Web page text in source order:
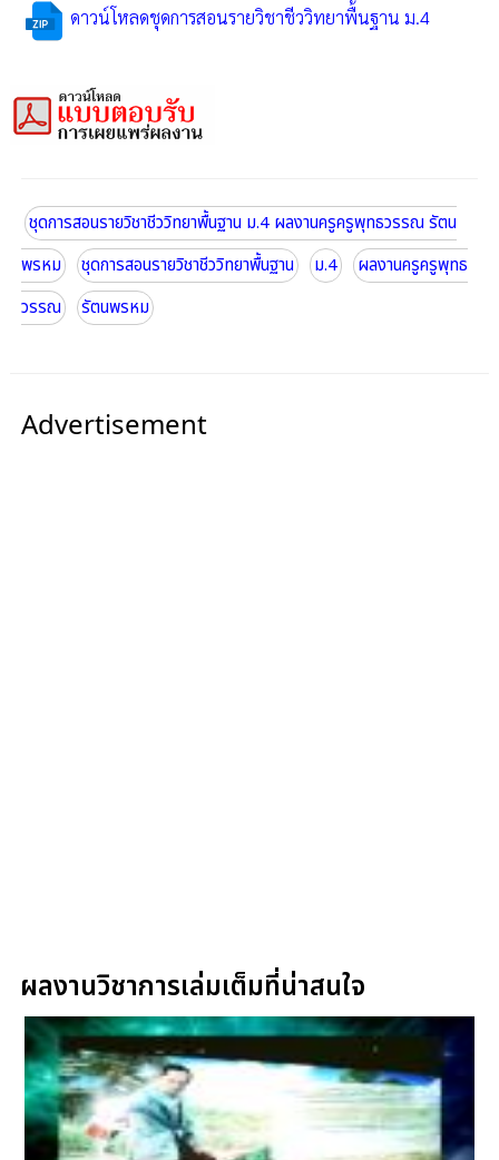
ดาวน์โหลดชุดการสอนรายวิชาชีววิทยาพื้นฐาน ม.4
ชุดการสอนรายวิชาชีววิทยาพื้นฐาน ม.4 ผลงานครูครูพุทธวรรณ รัตน
พรหม
ชุดการสอนรายวิชาชีววิทยาพื้นฐาน ม.4
ผลงานครูครูพุทธ
วรรณ
รัตนพรหม
Advertisement
ผลงานวิชาการเล่มเต็มที่น่าสนใจ